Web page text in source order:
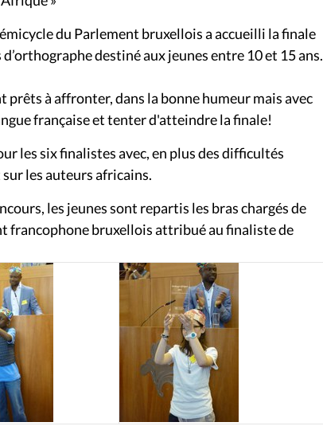
du Parlement bruxellois a accueilli la finale
destiné aux jeunes entre 10 et 15 ans.
prêts à affronter, dans la bonne humeur mais avec
française et tenter d'atteindre la finale!
les six finalistes avec, en plus des difficultés
les auteurs africains.
les jeunes sont repartis les bras chargés de
francophone bruxellois attribué au finaliste de